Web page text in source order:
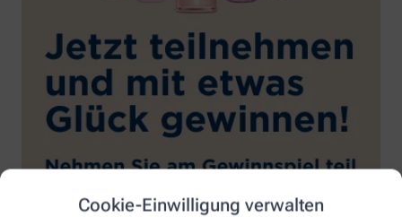
Cookie-Einwilligung verwalten